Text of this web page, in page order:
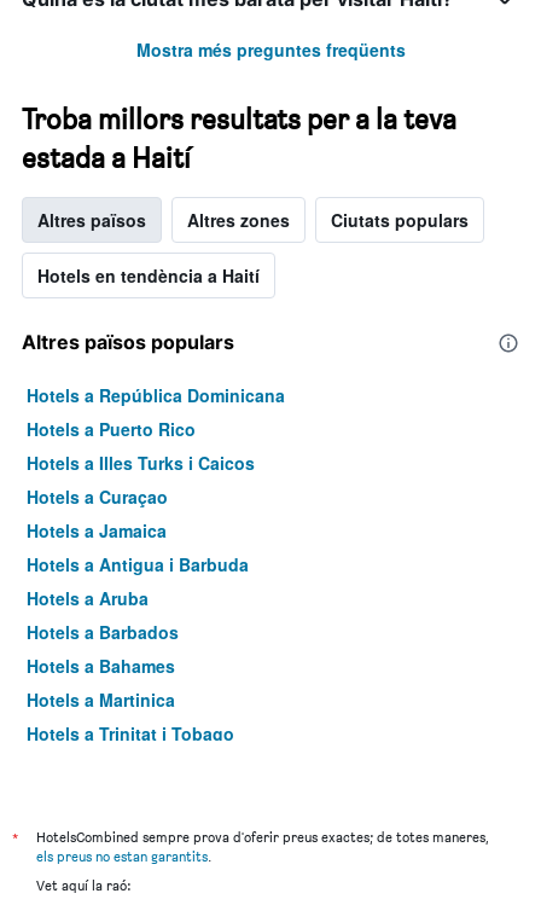
Mostra més preguntes freqüents
Troba millors resultats per a la teva
estada a Haití
Altres països Altres zones Ciutats populars
Hotels en tendència a Haití
Altres països populars
Hotels a República Dominicana
Hotels a Puerto Rico
Hotels a Illes Turks i Caicos
Hotels a Curaçao
Hotels a Jamaica
Hotels a Antigua i Barbuda
Hotels a Aruba
Hotels a Barbados
Hotels a Bahames
Hotels a Martinica
Hotels a Trinitat i Tobago
Hotels a Saint Lucia
Hotels a Sint Maarten
*
HotelsCombined sempre prova d'oferir preus exactes; de totes maneres,
els preus no estan garantits.
Vet aquí la raó: